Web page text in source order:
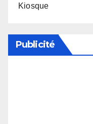
Kiosque
Publicité